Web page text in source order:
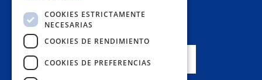
Contacto
NUESTRAS TIENDAS
COOKIES ESTRICTAMENTE
NECESARIAS
COOKIES DE RENDIMIENTO
COOKIES DE PREFERENCIAS